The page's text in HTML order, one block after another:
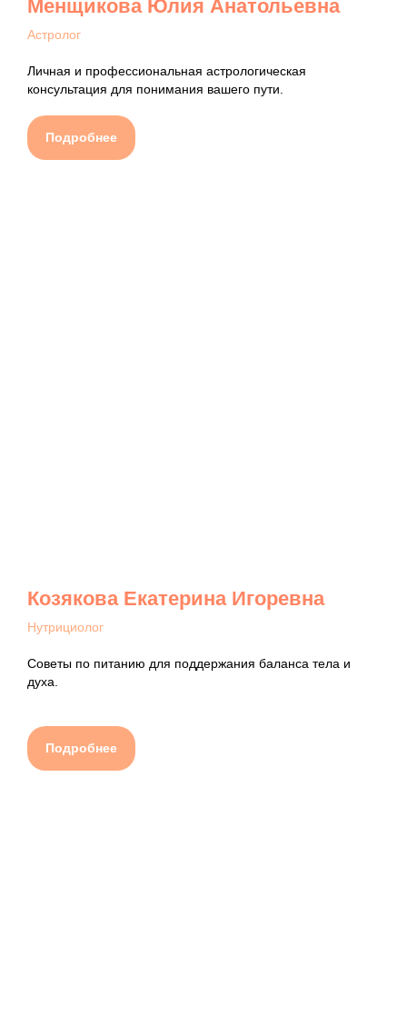
Менщикова Юлия Анатольевна
Астролог
Личная и профессиональная астрологическая
консультация для понимания вашего пути.
Подробнее
Козякова Екатерина Игоревна
Нутрициолог
Советы по питанию для поддержания баланса тела и
духа.
Подробнее